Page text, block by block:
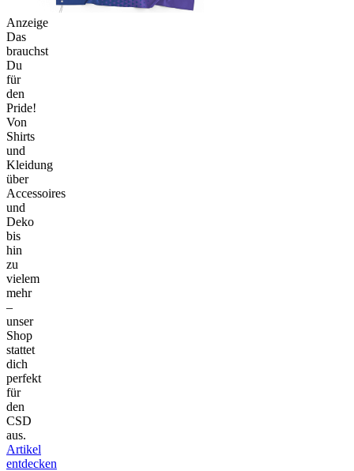
Anzeige
Das
brauchst
Du
für
den
Pride!
Von
Shirts
und
Kleidung
über
Accessoires
und
Deko
bis
hin
zu
vielem
mehr
–
unser
Shop
stattet
dich
perfekt
für
den
CSD
aus.
Artikel
entdecken